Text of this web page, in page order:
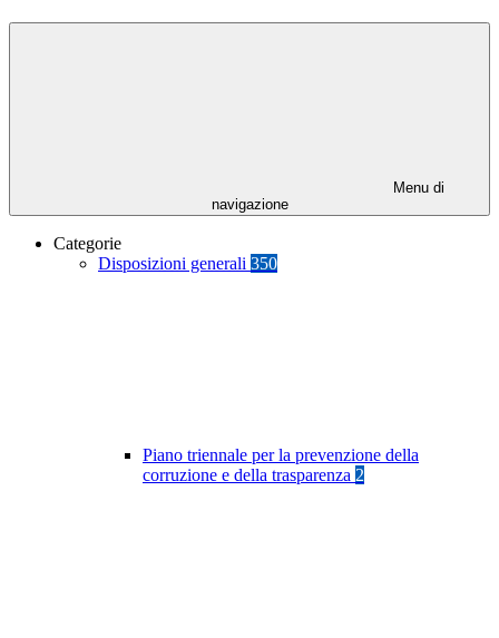
Menu di
navigazione
Categorie
Disposizioni generali 350
Piano triennale per la prevenzione della
corruzione e della trasparenza 2